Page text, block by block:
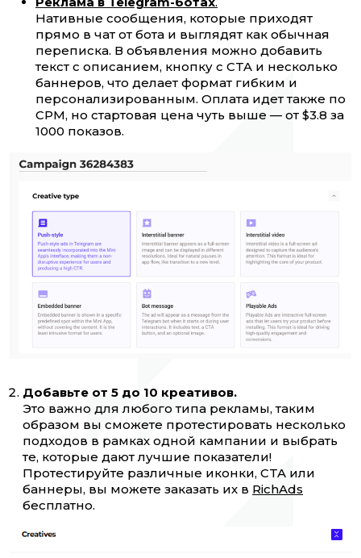
Нативные сообщения, которые приходят
прямо в чат от бота и выглядят как обычная
переписка. В объявления можно добавить
текст с описанием, кнопку с CTA и несколько
баннеров, что делает формат гибким и
персонализированным. Оплата идет также по
CPM, но стартовая цена чуть выше — от $3.8 за
1000 показов.
Добавьте от 5 до 10 креативов.
Это важно для любого типа рекламы, таким
образом вы сможете протестировать несколько
подходов в рамках одной кампании и выбрать
те, которые дают лучшие показатели!
Протестируйте различные иконки, CTA или
баннеры, вы можете заказать их в RichAds
бесплатно.